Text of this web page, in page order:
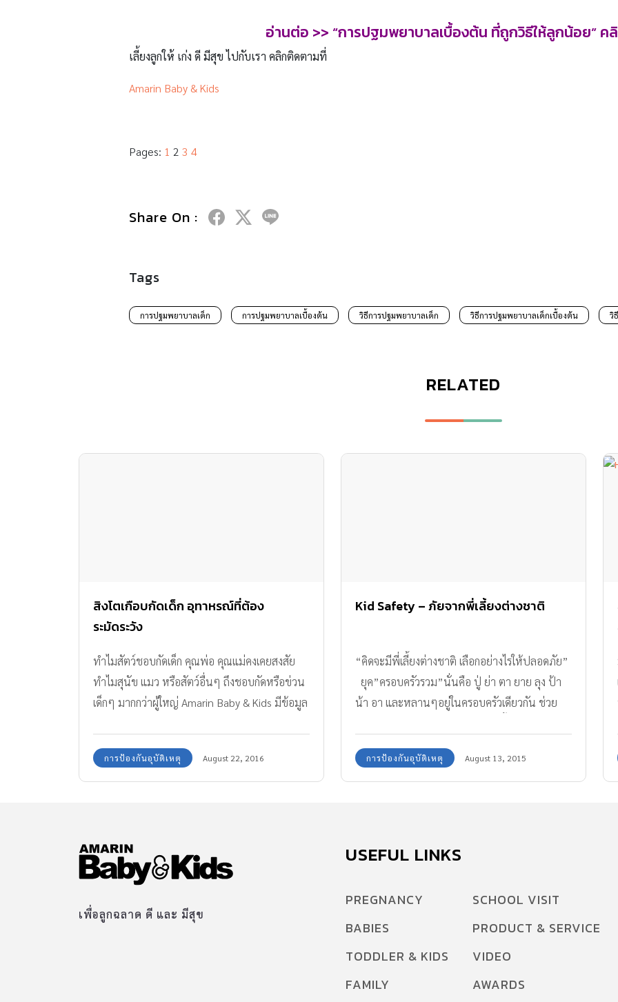
อ่านต่อ >> “การปฐมพยาบาลเบื้องต้น ที่ถูกวิธีให้ลูกน้อย” ค
เลี้ยงลูกให้ เก่ง ดี มีสุข ไปกับเรา คลิกติดตามที่
Amarin Baby & Kids
Pages: 1 2 3 4
Share On :
Tags
การปฐมพยาบาลเด็ก การปฐมพยาบาลเบื้องต้น วิธีการปฐมพยาบาลเด็ก วิธีการปฐมพยาบาลเด็กเบื้องต้น วิ
RELATED
สิงโตเกือบกัดเด็ก อุทาหรณ์ที่ต้อง
ระมัดระวัง
ทำไมสัตว์ชอบกัดเด็ก คุณพ่อ คุณแม่คงเคยสงสัย
ทำไมสุนัข แมว หรือสัตว์อื่นๆ ถึงชอบกัดหรือข่วน
เด็กๆ มากกว่าผู้ใหญ่ Amarin Baby & Kids มีข้อมูล
สายตาของสัตว์ที่มีสัญชาตญาณการไล่ล่าสูง จะ
จู่โจมเข้าหาทันที เพราะคิดว่าเป็นเหยื่อ เช่น สุนัข
สัตว์แสดงพฤติกรรมก้าวร้าว เช่น ร้องขู่ หรือกัดได้
3.เด็กชอบจับสัตว์เล่น การยื่นมือไปจับ หรือลูบหัว
สุนัข และแมวด้วยท่าทางของเด็ก หมายถึงการ
ข่มขู่ หรือแสดงตัวเหนือกว่า บางครั้งสัตว์อาจขู่กลับ
การป้องกันอุบัติเหตุ August 22, 2016
Kid Safety – ภัยจากพี่เลี้ยงต่างชาติ
“คิดจะมีพี่เลี้ยงต่างชาติ เลือกอย่างไรให้ปลอดภัย”
ยุค”ครอบครัวรวม”นั่นคือ ปู่ ย่า ตา ยาย ลุง ป้า
น้า อา และหลานๆอยู่ในครอบครัวเดียวกัน ช่วย
สภาพ “ครอบครัวเดี่ยว”(มีเพียงพ่อและแม่ช่วยกัน
ดูแล) “ครอบครัวเลี้ยงเดี่ยว”(มีเพียงพ่อหรือมีเพียง
พอคุณแม่ครบกำหนดลาคลอด(3 เดือน) ลูกวัย
ไม่รู้”โดยลำพัง แม้เพียงชั่วแว่บเดียวก็ตาม โดยมาก
จึงอาศัยญาติสนิทมิตรสหายช่วยกันแนะนำหรือ
ชัดเจน มีสถาบันที่น่าเชื่อถือได้ให้การรับรองรับผิด
การป้องกันอุบัติเหตุ August 13, 2015
เพื่อลูกฉลาด ดี และ มีสุข
USEFUL LINKS
PREGNANCY
BABIES
TODDLER & KIDS
FAMILY
SCHOOL VISIT
PRODUCT & SERVICE
VIDEO
AWARDS